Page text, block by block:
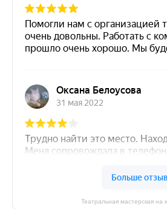
Театральная мастерская на